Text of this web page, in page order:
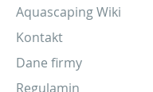
Aquascaping Wiki
Kontakt
Dane firmy
Regulamin